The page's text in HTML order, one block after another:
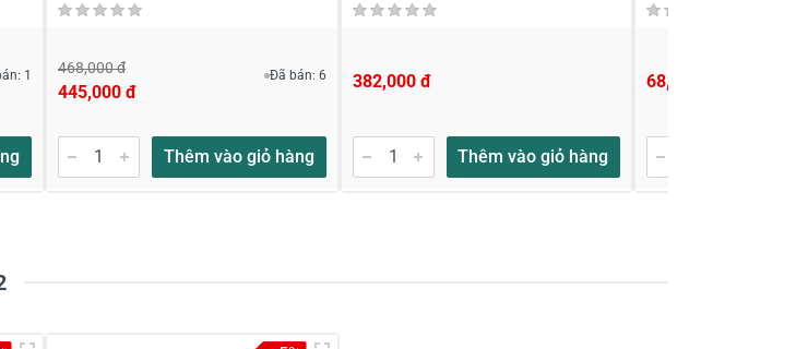
1 468,000 đ
445,000 đ
Đã bán: 6
Thêm vào giỏ hàng
382,000 đ
Thêm vào giỏ hàng
68,000 đ